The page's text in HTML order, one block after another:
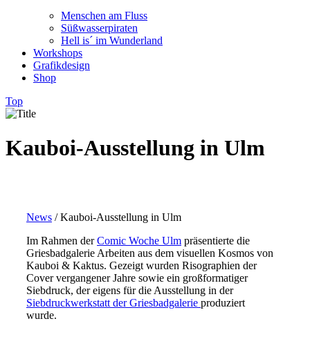
Menschen am Fluss
Süßwasserpiraten
Hell is´ im Wunderland
Workshops
Grafikdesign
Shop
Top
Kauboi-Ausstellung in Ulm
News /Kauboi-Ausstellung in Ulm
Im Rahmen derComic Woche Ulm präsentierte die
Griesbadgalerie Arbeiten aus dem visuellen Kosmos von
Kauboi & Kaktus. Gezeigt wurden Risographien der
Cover vergangener Jahre sowie ein großformatiger
Siebdruck, der eigens für die Ausstellung in der
Siebdruckwerkstatt der Griesbadgalerie produziert
wurde.